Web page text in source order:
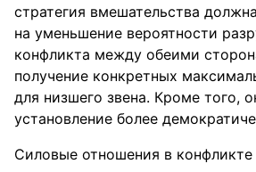
стратегия вмешательства
на уменьшение вероятности
конфликта между обеими
получение конкретных
для низшего звена. Кроме того,
установление более
Силовые отношения в